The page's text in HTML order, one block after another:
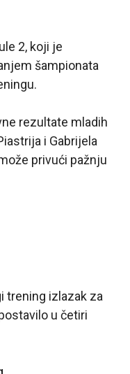
2, koji je
šampionata
rezultate mladih
i Gabrijela
privući pažnju
trening izlazak za
u četiri